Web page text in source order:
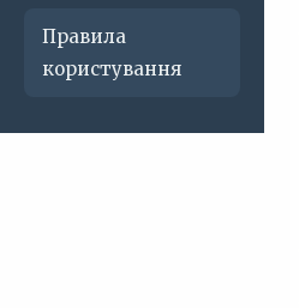
Правила
користування